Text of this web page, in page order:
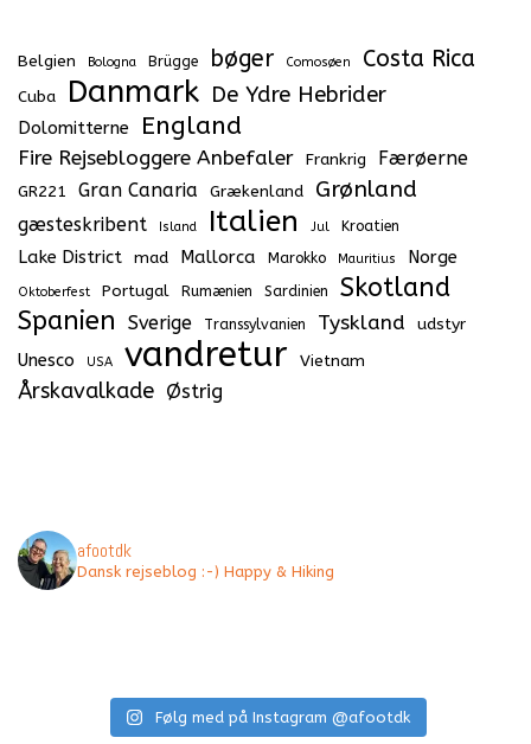
Belgien Bologna Brügge bøger Comosøen Costa Rica
Cuba Danmark De Ydre Hebrider
Dolomitterne England
Fire Rejsebloggere Anbefaler Frankrig Færøerne
GR221 Gran Canaria Grækenland Grønland
gæsteskribent Island Italien Jul Kroatien
Lake District mad Mallorca Marokko Mauritius Norge
Oktoberfest Portugal Rumænien Sardinien
Skotland
Spanien
Sverige Transsylvanien Tyskland udstyr
Unesco USA vandretur Vietnam
Årskavalkade Østrig
afootdk
Dansk rejseblog :-) Happy & Hiking
Følg med på Instagram @afootdk